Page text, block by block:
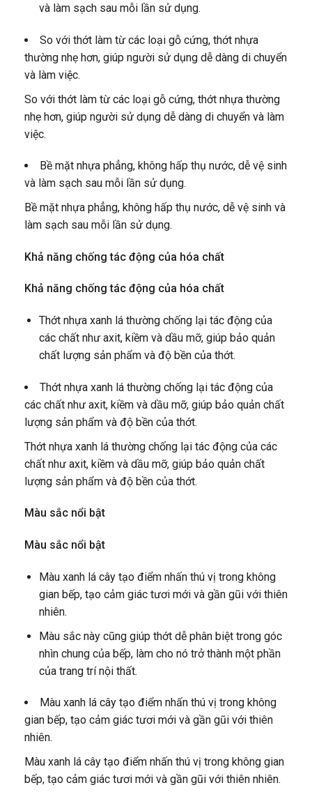
và làm sạch sau mỗi lần sử dụng.
So với thớt làm từ các loại gỗ cứng, thớt nhựa
thường nhẹ hơn, giúp người sử dụng dễ dàng di chuyển
và làm việc.
So với thớt làm từ các loại gỗ cứng, thớt nhựa thường
nhẹ hơn, giúp người sử dụng dễ dàng di chuyển và làm
việc.
Bề mặt nhựa phẳng, không hấp thụ nước, dễ vệ sinh
và làm sạch sau mỗi lần sử dụng.
Bề mặt nhựa phẳng, không hấp thụ nước, dễ vệ sinh và
làm sạch sau mỗi lần sử dụng.
Khả năng chống tác động của hóa chất
Khả năng chống tác động của hóa chất
Thớt nhựa xanh lá thường chống lại tác động của
các chất như axit, kiềm và dầu mỡ, giúp bảo quản
chất lượng sản phẩm và độ bền của thớt.
Thớt nhựa xanh lá thường chống lại tác động của
các chất như axit, kiềm và dầu mỡ, giúp bảo quản chất
lượng sản phẩm và độ bền của thớt.
Thớt nhựa xanh lá thường chống lại tác động của các
chất như axit, kiềm và dầu mỡ, giúp bảo quản chất
lượng sản phẩm và độ bền của thớt.
Màu sắc nổi bật
Màu sắc nổi bật
Màu xanh lá cây tạo điểm nhấn thú vị trong không
gian bếp, tạo cảm giác tươi mới và gần gũi với thiên
nhiên.
Màu sắc này cũng giúp thớt dễ phân biệt trong góc
nhìn chung của bếp, làm cho nó trở thành một phần
của trang trí nội thất.
Màu xanh lá cây tạo điểm nhấn thú vị trong không
gian bếp, tạo cảm giác tươi mới và gần gũi với thiên
nhiên.
Màu xanh lá cây tạo điểm nhấn thú vị trong không gian
bếp, tạo cảm giác tươi mới và gần gũi với thiên nhiên.